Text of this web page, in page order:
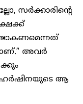
സർക്കാരിന്റെ
അവർ
ഹർഷിനയുടെ ആ